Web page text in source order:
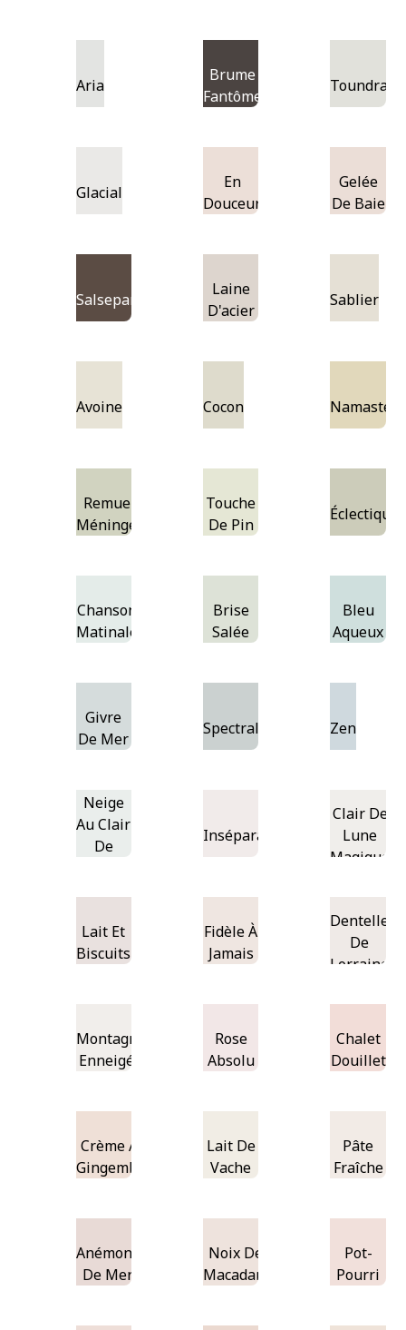
Aria
Brume
Fantôme
Toundra
Glacial
En
Douceur
Gelée
De Baie
Salsepareille
Laine
D'acier
Sablier
Avoine Cocon Namaste
Remue-
Méninges
Touche
De Pin
Éclectique
Chanson
Matinale
Brise
Salée
Bleu
Aqueux
Givre
De Mer
Spectral Zen
Neige
Au Clair
De
Inséparables
Clair De
Lune
Magique
Lait Et
Biscuits
Fidèle À
Jamais
Dentelle
De
Lorraine
Montagne
Enneigée
Rose
Absolu
Chalet
Douillet
Crème Au
Gingembre
Lait De
Vache
Pâte
Fraîche
Anémone
De Mer
Noix De
Macadam
Pot-
Pourri